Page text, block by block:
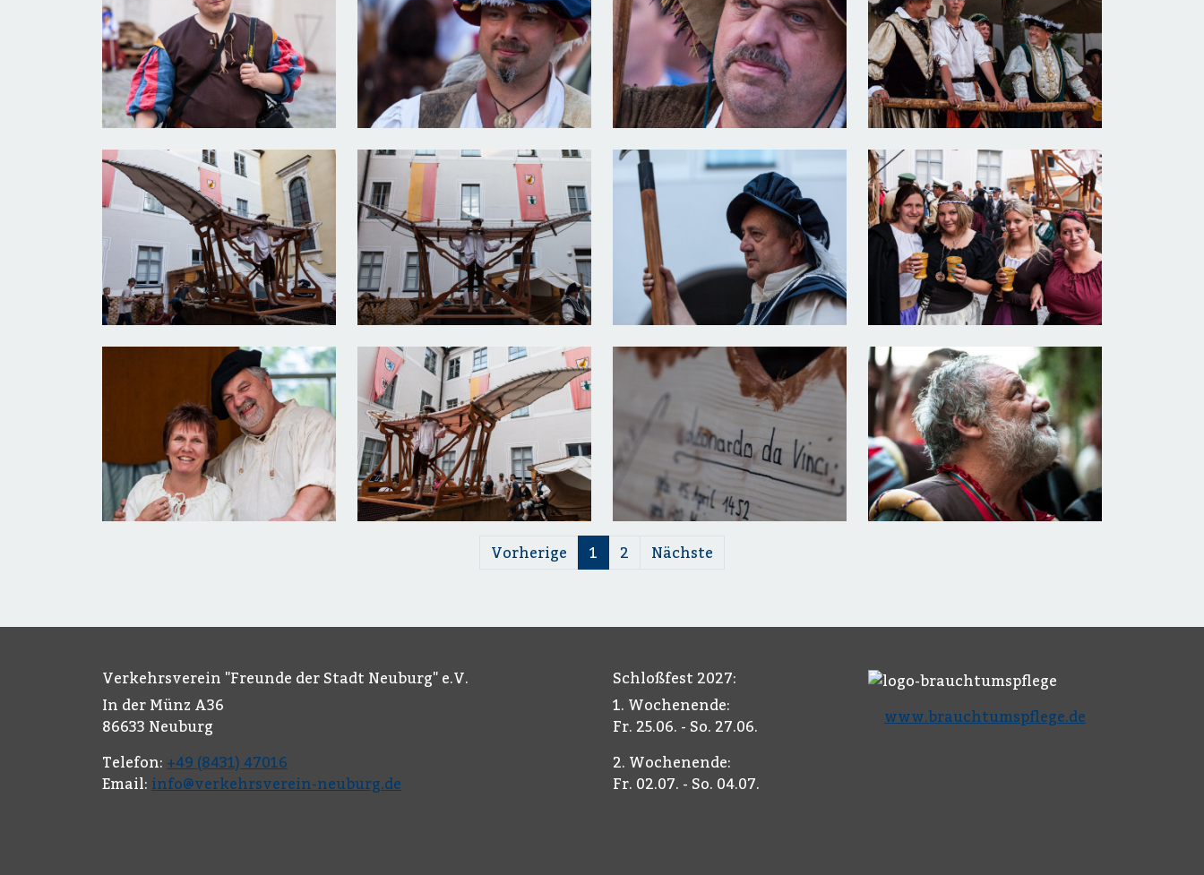
Vorherige 1 2 Nächste
Verkehrsverein "Freunde der Stadt Neuburg" e.V.
In der Münz A36
86633 Neuburg
Telefon: +49 (8431) 47016
Email: info@verkehrsverein-neuburg.de
Schloßfest 2027:
1. Wochenende:
Fr. 25.06. - So. 27.06.
2. Wochenende:
Fr. 02.07. - So. 04.07.
www.brauchtumspflege.de